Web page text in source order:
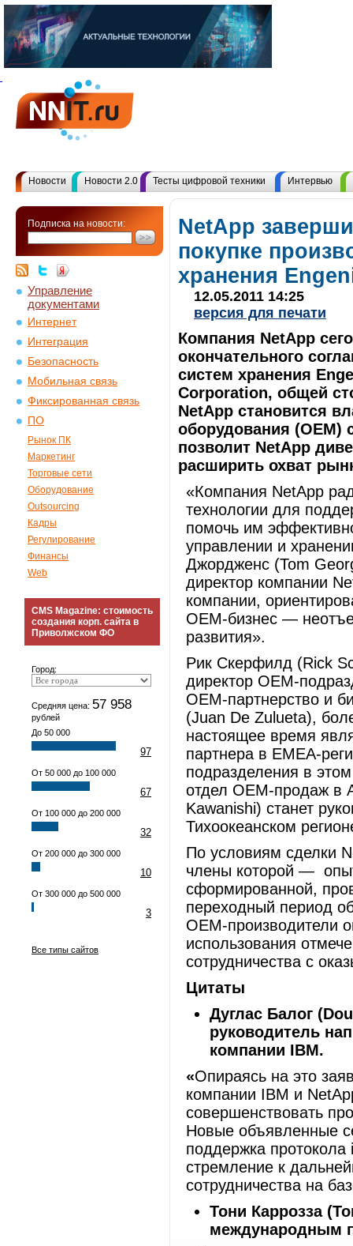
Новости Новости 2.0 Тесты цифровой техники Интервью
Подписка на новости:
Управление
документами
Интернет
Интеграция
Безопасность
Мобильная связь
Фиксированная связь
ПО
Рынок ПК
Маркетинг
Торговые сети
Оборудование
Outsourcing
Кадры
Регулирование
Финансы
Web
CMS Magazine: стоимость
создания корп. сайта в
Приволжском ФО
Город:
Средняя цена: 57 958
рублей
До 50 000
97
От 50 000 до 100 000
67
От 100 000 до 200 000
32
От 200 000 до 300 000
10
От 300 000 до 500 000
3
Все типы сайтов
NetApp
покупке
хранения
12.05.2011 14:25
версия для печати
Компания NetApp
окончательного
систем хранения
Corporation, общей
NetApp становится
оборудования (OEM)
позволит NetApp
расширить охват
«Компания NetApp
технологии для
помочь им
управлении и
Джордженс (Tom
директор компании
компании,
OEM-бизнес —
развития».
Рик Скерфилд (Rick
директор OEM-
OEM-партнерство и
(Juan De Zulueta),
настоящее время
партнера в EMEA-
подразделения в
отдел OEM-продаж в
Kawanishi) станет
Тихоокеанском
По условиям сделки
члены которой —
сформированной,
переходный период
OEM-производители
использования
сотрудничества с
Цитаты
Дуглас Балог (
руководитель
компании IBM.
«Опираясь на это
компании IBM и
совершенствовать
Новые объявленные
поддержка
стремление к
сотрудничества на
Тони Каррозза (
международным